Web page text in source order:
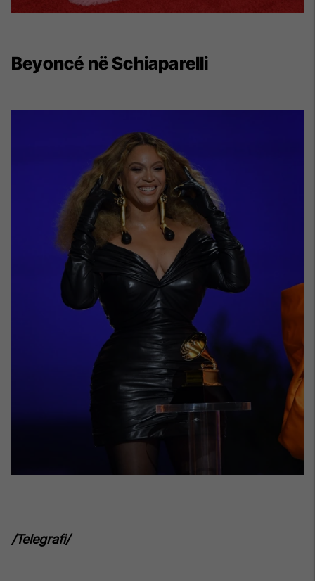
Beyoncé në Schiaparelli
/Telegrafi/